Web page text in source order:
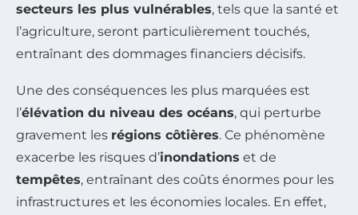
secteurs les plus vulnérables, tels que la santé et
l’agriculture, seront particulièrement touchés,
entraînant des dommages financiers décisifs.
Une des conséquences les plus marquées est
l’élévation du niveau des océans, qui perturbe
gravement les régions côtières. Ce phénomène
exacerbe les risques d’inondations et de
tempêtes, entraînant des coûts énormes pour les
infrastructures et les économies locales. En effet,